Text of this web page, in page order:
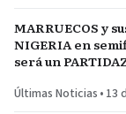
MARRUECOS y
NIGERIA en
será un
Últimas Noticias • 13